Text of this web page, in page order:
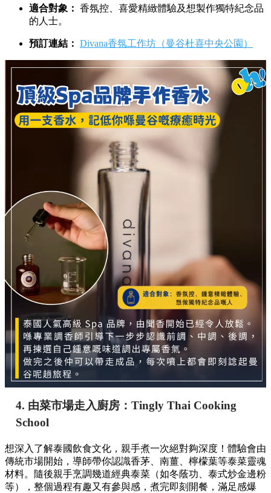
適合對象： 香氛控、喜愛精緻體驗及想製作獨特紀念品
的人士。
預訂連結： Divana香氛工作坊（曼谷杜喜中央公園）
4. 由菜市場走入廚房：Tingly Thai Cooking
School
想深入了解泰國飲食文化，親手煮一次絕對夠深度！體驗會由
傳統市場開始，導師帶你認識香茅、南薑、檸檬葉等泰菜靈魂
材料。隨後親手烹調幾道經典泰菜（如冬蔭功、泰式炒金邊粉
等），整個過程有趣又有參與感，煮完即刻開餐，滿足感爆